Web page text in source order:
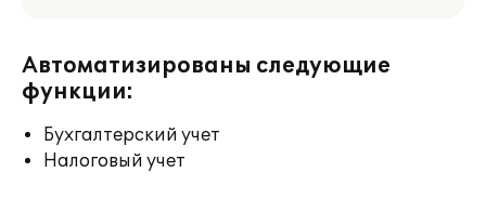
Автоматизированы следующие
функции:
Бухгалтерский учет
Налоговый учет